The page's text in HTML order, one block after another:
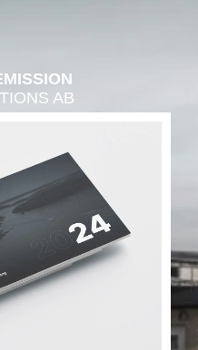
AB